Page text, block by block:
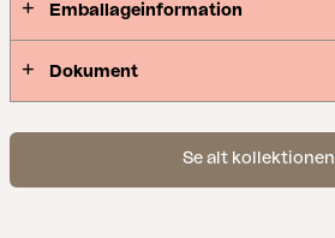
Emballageinformation
Dokument
Se alt kollektionen